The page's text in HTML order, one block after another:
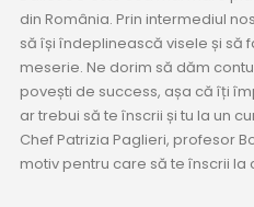
din România. Prin intermediul
să își îndeplinească visele și să
meserie. Ne dorim să dăm
povești de success, așa că îți
ar trebui să te înscrii și tu la un
Chef Patrizia Paglieri, profesor
motiv pentru care să te înscrii la